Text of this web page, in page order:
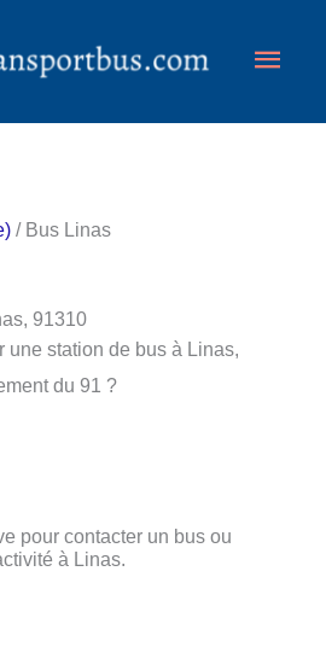
/ Bus Linas
91310
une station de bus à Linas,
du 91 ?
pour contacter un bus ou
à Linas.